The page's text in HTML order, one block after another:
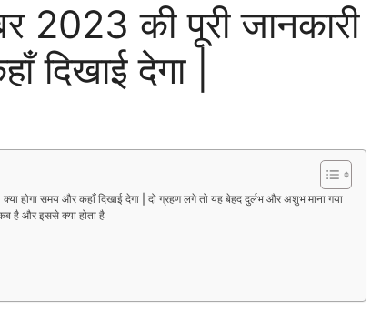
2023 की पूरी जानकारी
दिखाई देगा |
होगा समय और कहाँ दिखाई देगा | दो ग्रहण लगे तो यह बेहद दुर्लभ और अशुभ माना गया
है और इससे क्या होता है